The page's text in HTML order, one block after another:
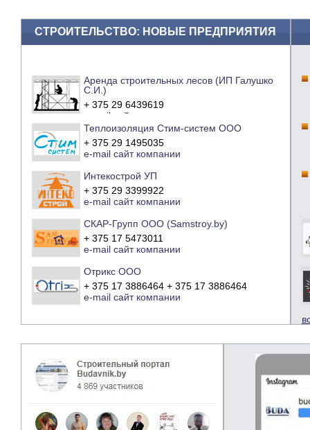
СТРОИТЕЛЬСТВО: НОВЫЕ ПРЕДПРИЯТИЯ
Аренда строительных лесов (ИП Галушко
С.И.)
+ 375 29 6439619
e-mail
сайт компании
Теплоизоляция Стим-систем ООО
+ 375 29 1495035
e-mail сайт компании
Интекострой УП
+ 375 29 3399922
e-mail сайт компании
СКАР-Групп ООО (Samstroy.by)
+ 375 17 5473011
e-mail сайт компании
Отрикс ООО
+ 375 17 3886464 + 375 17 3886464
e-mail сайт компании